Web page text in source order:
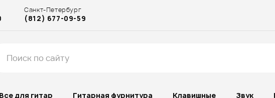
Санкт-Петербург
(812) 677-09-59
Все для гитар Гитарная фурнитура Клавишные Звук